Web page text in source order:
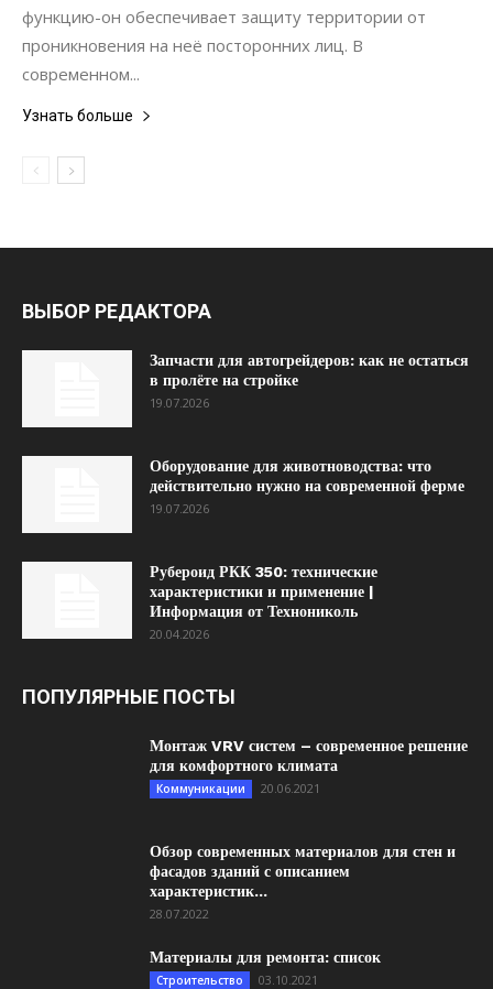
функцию-он обеспечивает защиту территории от
проникновения на неё посторонних лиц. В
современном...
Узнать больше
ВЫБОР РЕДАКТОРА
Запчасти для автогрейдеров: как не остаться
в пролёте на стройке
19.07.2026
Оборудование для животноводства: что
действительно нужно на современной ферме
19.07.2026
Рубероид РКК 350: технические
характеристики и применение |
Информация от Технониколь
20.04.2026
ПОПУЛЯРНЫЕ ПОСТЫ
Монтаж VRV систем – современное решение
для комфортного климата
Коммуникации 20.06.2021
Обзор современных материалов для стен и
фасадов зданий с описанием
характеристик...
28.07.2022
Материалы для ремонта: список
Строительство 03.10.2021